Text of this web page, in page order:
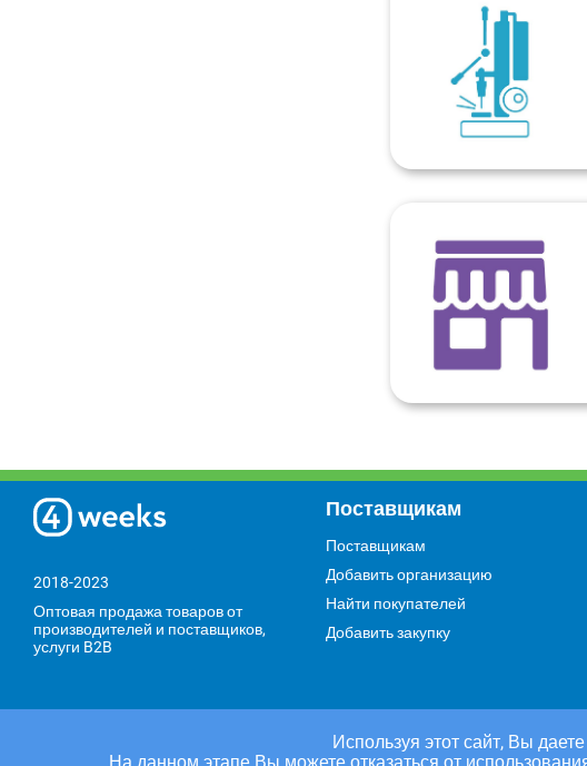
Используя этот сайт, Вы
На данном этапе Вы можете отказаться от
2018-2023
Оптовая продажа товаров от
производителей и поставщиков,
услуги B2B
Поставщикам
Поставщикам
Добавить организацию
Найти покупателей
Добавить закупку